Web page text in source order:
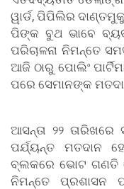
ୱାର୍ଡ, ପିପିଲିର
ପିଙ୍କ ବୁଥ ଭାବେ
ପରିଚାଳନା ନିମନ୍ତେ
ଆଜି ଠାରୁ ପୋଲିଂ
ପରେ ସେମାନଙ୍କ
ଆସନ୍ତା ୨୨
ପର୍ଯ୍ୟନ୍ତ ମତଦାନ
ବ୍ଲକରେ ଭୋଟ ଗଣତି
ନିମନ୍ତେ ପ୍ରଶାସନ